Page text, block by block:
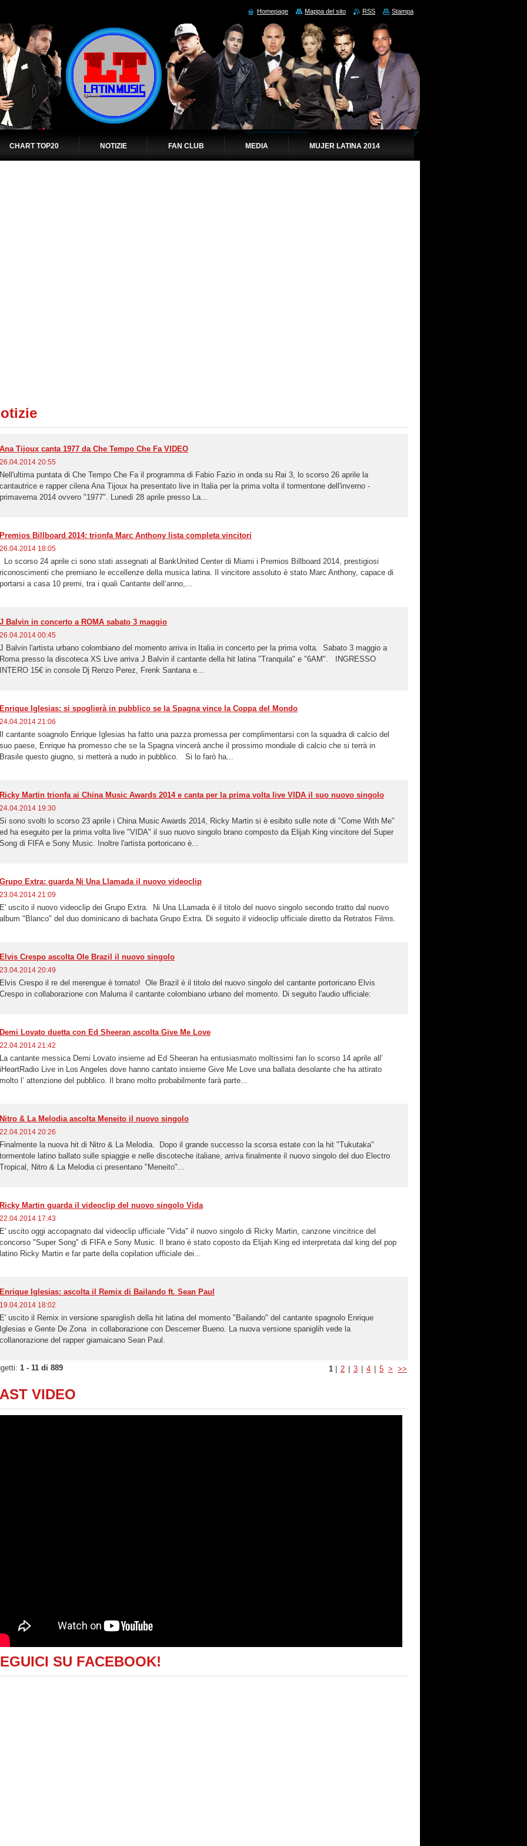
CHART TOP20 NOTIZIE FAN CLUB MEDIA MUJER LATINA 2014
Ana Tijoux canta 1977 da Che Tempo Che Fa VIDEO
26.04.2014 20:55
Nell'ultima puntata di Che Tempo Che Fa il programma di Fabio Fazio in onda su Rai 3, lo scorso 26 aprile la
cantautrice e rapper cilena Ana Tijoux ha presentato live in Italia per la prima volta il tormentone dell'inverno -
primaverna 2014 ovvero "1977". Lunedì 28 aprile presso La...
Premios Billboard 2014: trionfa Marc Anthony lista completa vincitori
26.04.2014 18:05
Lo scorso 24 aprile ci sono stati assegnati al BankUnited Center di Miami i Premios Billboard 2014, prestigiosi
riconoscimenti che premiano le eccellenze della musica latina. Il vincitore assoluto è stato Marc Anthony, capace di
portarsi a casa 10 premi, tra i quali Cantante dell’anno,...
J Balvin in concerto a ROMA sabato 3 maggio
26.04.2014 00:45
J Balvin l'artista urbano colombiano del momento arriva in Italia in concerto per la prima volta. Sabato 3 maggio a
Roma presso la discoteca XS Live arriva J Balvin il cantante della hit latina "Tranquila" e "6AM". INGRESSO
INTERO 15€ in console Dj Renzo Perez, Frenk Santana e...
Enrique Iglesias: si spoglierà in pubblico se la Spagna vince la Coppa del Mondo
24.04.2014 21:06
Il cantante soagnolo Enrique Iglesias ha fatto una pazza promessa per complimentarsi con la squadra di calcio del
suo paese, Enrique ha promesso che se la Spagna vincerà anche il prossimo mondiale di calcio che si terrà in
Brasile questo giugno, si metterà a nudo in pubblico. Si lo farò ha...
Ricky Martin trionfa ai China Music Awards 2014 e canta per la prima volta live VIDA il suo nuovo singolo
24.04.2014 19:30
Si sono svolti lo scorso 23 aprile i China Music Awards 2014, Ricky Martin si è esibito sulle note di "Come With Me"
ed ha eseguito per la prima volta live "VIDA" il suo nuovo singolo brano composto da Elijah King vincitore del Super
Song di FIFA e Sony Music. Inoltre l'artista portoricano è...
Grupo Extra: guarda Ni Una Llamada il nuovo videoclip
23.04.2014 21:09
E' uscito il nuovo videoclip dei Grupo Extra. Ni Una LLamada è il titolo del nuovo singolo secondo tratto dal nuovo
album "Blanco" del duo dominicano di bachata Grupo Extra. Di seguito il videoclip ufficiale diretto da Retratos Films.
Elvis Crespo ascolta Ole Brazil il nuovo singolo
23.04.2014 20:49
Elvis Crespo il re del merengue è tornato! Ole Brazil è il titolo del nuovo singolo del cantante portoricano Elvis
Crespo in collaborazione con Maluma il cantante colombiano urbano del momento. Di seguito l'audio ufficiale:
Demi Lovato duetta con Ed Sheeran ascolta Give Me Love
22.04.2014 21:42
La cantante messica Demi Lovato insieme ad Ed Sheeran ha entusiasmato moltissimi fan lo scorso 14 aprile all’
iHeartRadio Live in Los Angeles dove hanno cantato insieme Give Me Love una ballata desolante che ha attirato
molto l’ attenzione del pubblico. Il brano molto probabilmente farà parte...
Nitro & La Melodia ascolta Meneito il nuovo singolo
22.04.2014 20:26
Finalmente la nuova hit di Nitro & La Melodia. Dopo il grande successo la scorsa estate con la hit "Tukutaka"
tormentole latino ballato sulle spiaggie e nelle discoteche italiane, arriva finalmente il nuovo singolo del duo Electro
Tropical, Nitro & La Melodia ci presentano "Meneito"...
Ricky Martin guarda il videoclip del nuovo singolo Vida
22.04.2014 17:43
E' uscito oggi accopagnato dal videoclip ufficiale "Vida" il nuovo singolo di Ricky Martin, canzone vincitrice del
concorso "Super Song" di FIFA e Sony Music. Il brano è stato coposto da Elijah King ed interpretata dal king del pop
latino Ricky Martin e far parte della copilation ufficiale dei...
Enrique Iglesias: ascolta il Remix di Bailando ft. Sean Paul
19.04.2014 18:02
E' uscito il Remix in versione spaniglish della hit latina del momento "Bailando" del cantante spagnolo Enrique
Iglesias e Gente De Zona in collaborazione con Descemer Bueno. La nuova versione spaniglih vede la
collanorazione del rapper giamaicano Sean Paul.
1 - 11 di 889 1 2 3 4 5 > >>
VIDEO
SU FACEBOOK!
Homepage Mappa del sito RSS Stampa